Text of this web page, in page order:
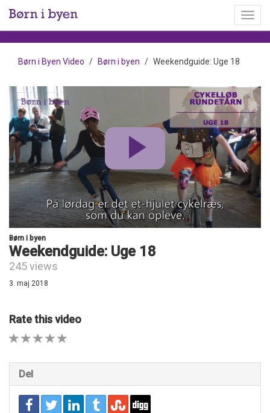
menu
Børn i Byen Video Børn i byen Weekendguide: Uge 18
Børn i byen
Weekendguide: Uge 18
245 views
3. maj 2018
Rate this video
Del